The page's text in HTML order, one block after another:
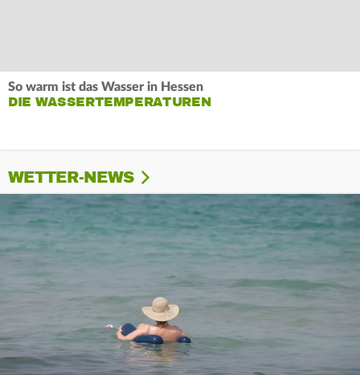
So warm ist das Wasser in Hessen
DIE WASSERTEMPERATUREN
WETTER-NEWS